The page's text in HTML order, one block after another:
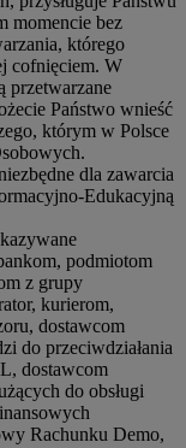
momencie bez
którego
cofnięciem. W
przetwarzane
Państwo wnieść
którym w Polsce
dla zawarcia
Edukacyjną
podmiotom
z grupy
kurierom,
dostawcom
do przeciwdziałania
dostawcom
do obsługi
Rachunku Demo,